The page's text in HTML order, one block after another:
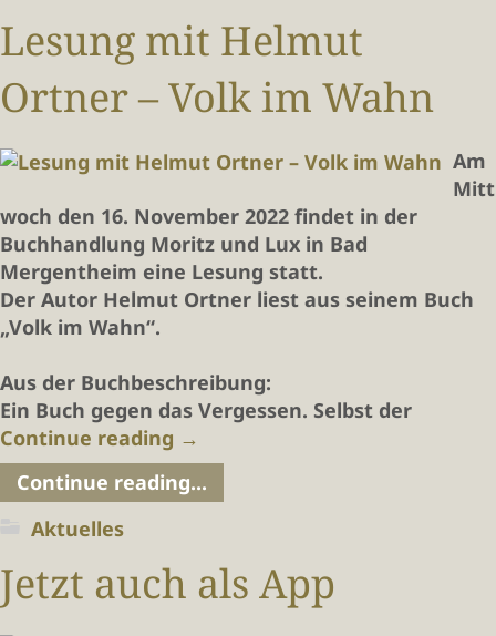
Lesung mit Helmut
Ortner – Volk im Wahn
Am
Mitt
woch den 16. November 2022 findet in der
Buchhandlung Moritz und Lux in Bad
Mergentheim eine Lesung statt.
Der Autor Helmut Ortner liest aus seinem Buch
„Volk im Wahn“.
Aus der Buchbeschreibung:
Ein Buch gegen das Vergessen. Selbst der
Continue reading →
Continue reading...
Aktuelles
Jetzt auch als App